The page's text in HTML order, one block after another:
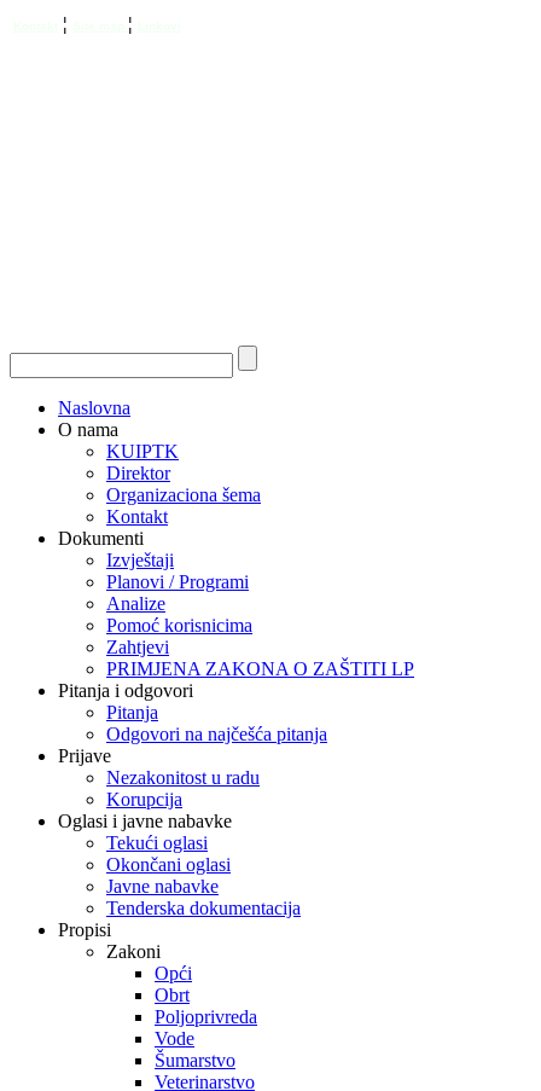
¦ ¦
Naslovna
O nama
KUIPTK
Direktor
Organizaciona šema
Kontakt
Dokumenti
Izvještaji
Planovi / Programi
Analize
Pomoć korisnicima
Zahtjevi
PRIMJENA ZAKONA O ZAŠTITI LP
Pitanja i odgovori
Pitanja
Odgovori na najčešća pitanja
Prijave
Nezakonitost u radu
Korupcija
Oglasi i javne nabavke
Tekući oglasi
Okončani oglasi
Javne nabavke
Tenderska dokumentacija
Propisi
Zakoni
Opći
Obrt
Poljoprivreda
Vode
Šumarstvo
Veterinarstvo